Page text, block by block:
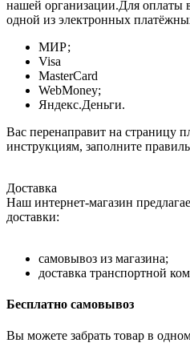
нашей организации.Для оплаты
одной из электронных
МИР;
Visa
MasterCard
WebMoney;
Яндекс.Деньги.
Вас перенаправит на страницу
инструкциям, заполните
Доставка
Наш интернет-магазин
доставки:
самовывоз из магазина;
доставка транспортной
Бесплатно самовывоз
Вы можете забрать товар в